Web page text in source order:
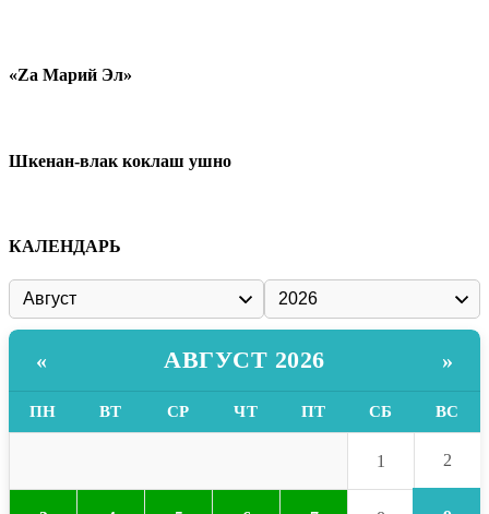
«Zа Марий Эл»
Шкенан-влак коклаш ушно
КАЛЕНДАРЬ
« АВГУСТ 2026 »
ПН ВТ СР ЧТ ПТ СБ ВС
1 2